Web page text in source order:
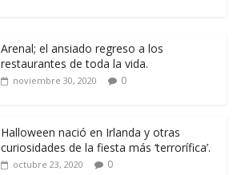
Arenal; el ansiado regreso a los
restaurantes de toda la vida.
noviembre 30, 2020 0
Halloween nació en Irlanda y otras
curiosidades de la fiesta más ‘terrorífica’.
octubre 23, 2020 0